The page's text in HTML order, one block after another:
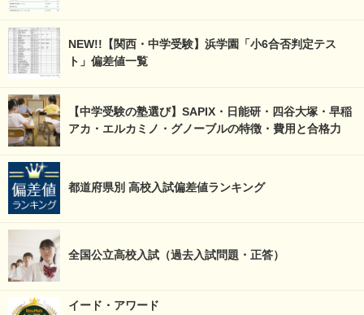
NEW!!【関西・中学受験】浜学園「小6合否判定テス
ト」偏差値一覧
【中学受験の塾選び】SAPIX・日能研・四谷大塚・早稲
アカ・エルカミノ・グノーブルの特徴・費用と合格力
都道府県別 高校入試偏差値ランキング
全国公立高校入試（過去入試問題・正答）
イード・アワード